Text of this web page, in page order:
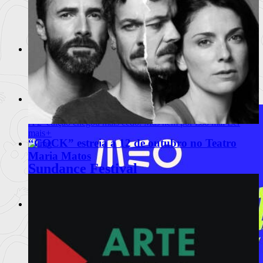
“COCK” estreia a 12 de outubro no Teatro
Maria Matos
Um dos cinemas mais emblemáticos da capital. A ruaLer
mais
O Nosso Indie
A rua de baixo esteve presente na 2ª edição do fesLer mais
IndieLisboa 2005
A 2ª edição chegou mais cedo. Mas nem por isso maiLer
mais+
Sundance Festival
IndieLisboa 2009
As novas linguagens contemporâneas de braço dado c